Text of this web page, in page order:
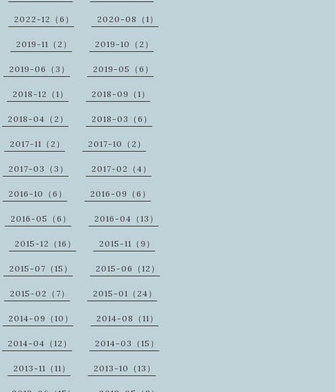
2022-12（6） 2020-08（1）
2019-11（2） 2019-10（2）
2019-06（3） 2019-05（6）
2018-12（1） 2018-09（1）
2018-04（2） 2018-03（6）
2017-11（2） 2017-10（2）
2017-03（3） 2017-02（4）
2016-10（6） 2016-09（6）
2016-05（6） 2016-04（13）
2015-12（16） 2015-11（9）
2015-07（15） 2015-06（12）
2015-02（7） 2015-01（24）
2014-09（10） 2014-08（11）
2014-04（12） 2014-03（15）
2013-11（11） 2013-10（13）